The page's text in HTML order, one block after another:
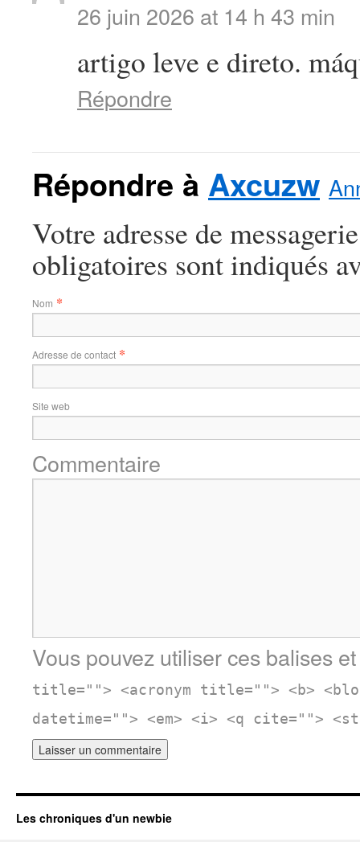
26 juin 2026 at 14 h 43 min
artigo leve e direto.
Répondre
Répondre à Axcuzw
Votre adresse de
obligatoires sont indiqués
Nom *
Adresse de contact *
Site web
Commentaire
Vous pouvez utiliser ces balises
title=""> <acronym title=""> <b>
datetime=""> <em> <i> <q cite="">
Les chroniques d'un newbie